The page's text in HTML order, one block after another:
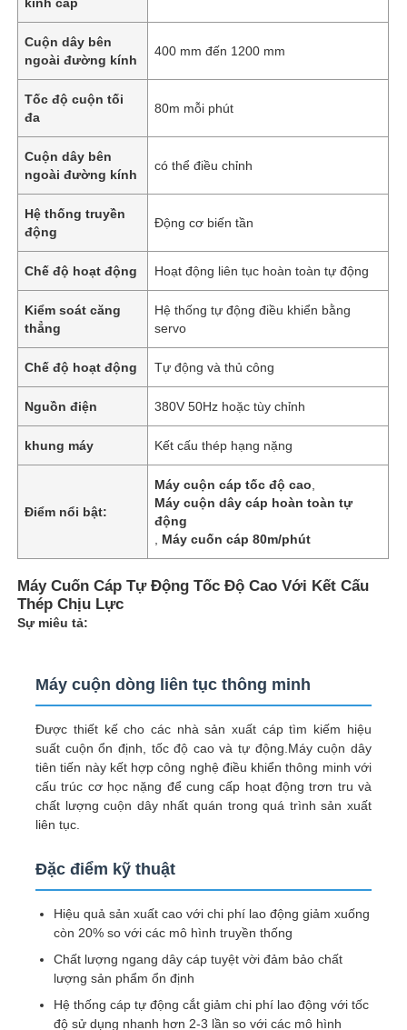
Nhà
Sản phẩm
Về chúng tôi
Cuộn dây bên
ngoài đường kính
400 mm đến 1200 mm
Tốc độ cuộn tối
đa
80m mỗi phút
Cuộn dây bên
ngoài đường kính
có thể điều chỉnh
Hệ thống truyền
động
Động cơ biến tần
Chế độ hoạt động Hoạt động liên tục hoàn toàn tự động
Kiểm soát căng
thẳng
Hệ thống tự động điều khiển bằng
servo
Chế độ hoạt động Tự động và thủ công
Nguồn điện 380V 50Hz hoặc tùy chỉnh
khung máy Kết cấu thép hạng nặng
Điểm nổi bật:
Máy cuộn cáp tốc độ cao
Máy cuộn dây cáp hoàn toàn tự
động
Máy cuốn cáp 80m/phút
Máy Cuốn Cáp Tự Động Tốc Độ Cao Với Kết Cấu
Thép Chịu Lực
Sự miêu tả:
Máy cuộn dòng liên tục thông minh
Được thiết kế cho các nhà sản xuất cáp tìm kiếm hiệu
suất cuộn ổn định, tốc độ cao và tự động.Máy cuộn dây
tiên tiến này kết hợp công nghệ điều khiển thông minh với
cấu trúc cơ học nặng để cung cấp hoạt động trơn tru và
chất lượng cuộn dây nhất quán trong quá trình sản xuất
liên tục.
Đặc điểm kỹ thuật
Hiệu quả sản xuất cao với chi phí lao động giảm xuống
còn 20% so với các mô hình truyền thống
Chất lượng ngang dây cáp tuyệt vời đảm bảo chất
lượng sản phẩm ổn định
Hệ thống cáp tự động cắt giảm chi phí lao động với tốc
độ sử dụng nhanh hơn 2-3 lần so với các mô hình